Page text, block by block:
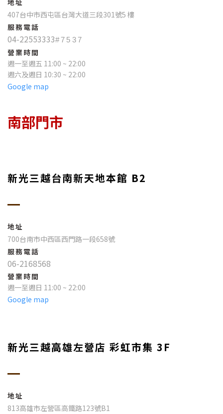
407台中市西屯區台灣大道三段301號5 樓
服務電話
04-22553333#7537
營業時間
週一至週五 11:00 ~ 22:00
週六及週日 10:30 ~ 22:00
Google map
南部門市
新光三越台南新天地本館 B2
地址
700台南市中西區西門路一段658號
服務電話
06-2168568
營業時間
週一至週日 11:00 ~ 22:00
Google map
新光三越高雄左營店 彩虹市集 3F
地址
813高雄市左營區高鐵路123號B1